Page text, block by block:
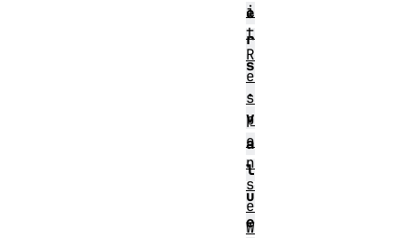
e
r
s
.
v
a
l
u
e
i
t
R
e
s
p
o
n
s
e
W